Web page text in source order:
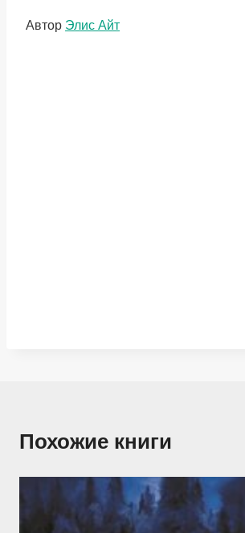
Метки
Автор Элис Айт
Похожие книги